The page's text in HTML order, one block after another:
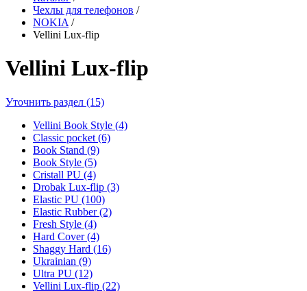
Чехлы для телефонов /
NOKIA /
Vellini Lux-flip
Vellini Lux-flip
Уточнить раздел (15)
Vellini Book Style (4)
Classic pocket (6)
Book Stand (9)
Book Style (5)
Cristall PU (4)
Drobak Lux-flip (3)
Elastic PU (100)
Elastic Rubber (2)
Fresh Style (4)
Hard Cover (4)
Shaggy Hard (16)
Ukrainian (9)
Ultra PU (12)
Vellini Lux-flip (22)